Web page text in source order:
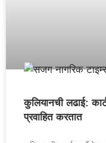
कुलियानची लढाई:
प्रवाहित करतात